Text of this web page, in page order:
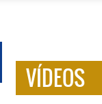
VÍDEOS